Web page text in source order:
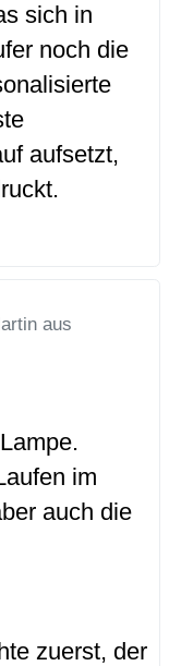
sich in
noch die
aufsetzt,
aus
im
auch die
zuerst, der